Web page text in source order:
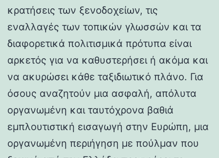
κρατήσεις των ξενοδοχείων, τις
εναλλαγές των τοπικών γλωσσών και τα
διαφορετικά πολιτισμικά πρότυπα είναι
αρκετός για να καθυστερήσει ή ακόμα και
να ακυρώσει κάθε ταξιδιωτικό πλάνο. Για
όσους αναζητούν μια ασφαλή, απόλυτα
οργανωμένη και ταυτόχρονα βαθιά
εμπλουτιστική εισαγωγή στην Ευρώπη, μια
οργανωμένη περιήγηση με πούλμαν που